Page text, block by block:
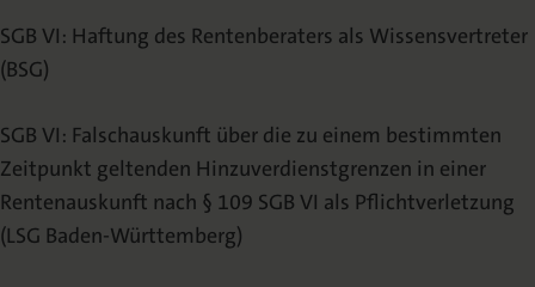
SGB VI: Haftung des Rentenberaters als Wissensvertreter
(BSG)
SGB VI: Falschauskunft über die zu einem bestimmten
Zeitpunkt geltenden Hinzuverdienstgrenzen in einer
Rentenauskunft nach § 109 SGB VI als Pflichtverletzung
(LSG Baden-Württemberg)